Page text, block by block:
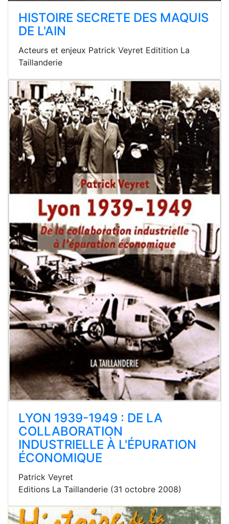
HISTOIRE SECRETE DES MAQUIS
DE L'AIN
Acteurs et enjeux Patrick Veyret Editition La
Taillanderie
LYON 1939-1949 : DE LA
COLLABORATION
INDUSTRIELLE À L'ÉPURATION
ÉCONOMIQUE
Patrick Veyret
Editions La Taillanderie (31 octobre 2008)